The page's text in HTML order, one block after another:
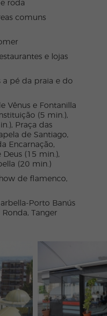
roda
comuns
e lojas
pé da praia e do
Vênus e Fontanilla
(5 min.),
Praça das
de Santiago,
Encarnação,
(15 min.),
(20 min.)
de flamenco,
Porto Banús
Tanger